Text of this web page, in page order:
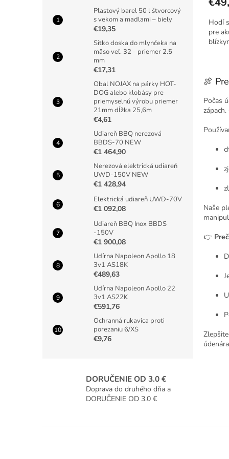
Plastový barel 50 l štvorcový
s vekom a madlami – biely
€19,35
Sitko doska do mlynčeka na
mäso veľ. 32 - priemer 2.5
mm
€17,31
Obal NOJAX na párky HOT-
DOG alebo klobásy pre
priemyselnú výrobu priemer
21mm dĺžka 25,6m
€4,61
Udiareň BBQ nerezová
BBDS-70 NEW
€1 464,90
Nerezová elektrická udiareň
UWD-150V NEW
€1 428,94
Elektrická udiareň UWD-70V
€1 092,08
Udiareň BBQ Inox BBDS
-150V
€1 900,08
Udírna Napoleon Apollo 18
3v1 AS18K
€489,63
Udírna Napoleon Apollo 22
3v1 AS22K
€591,76
Ochranná rukavica proti
porezaniu 6/XS
€9,76
Hodí
pre
🍖
Počas
zápach.
Naše
👉
DORUČENIE OD 3.0 €
Doprava do druhého dňa a
DORUČENIE OD 3.0 €